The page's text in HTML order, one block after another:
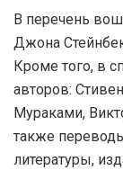
В перечень
Джона
Кроме того, в
авторов:
Мураками,
также
литературы,